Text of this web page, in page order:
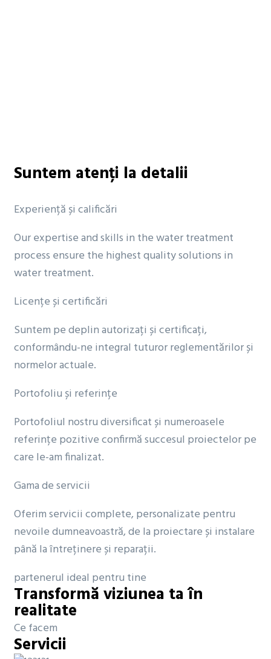
Suntem atenți la detalii
Experiență și calificări
Our expertise and skills in the water treatment
process ensure the highest quality solutions in
water treatment.
Licențe și certificări
Suntem pe deplin autorizați și certificați,
conformându-ne integral tuturor reglementărilor și
normelor actuale.
Portofoliu și referințe
Portofoliul nostru diversificat și numeroasele
referințe pozitive confirmă succesul proiectelor pe
care le-am finalizat.
Gama de servicii
Oferim servicii complete, personalizate pentru
nevoile dumneavoastră, de la proiectare și instalare
până la întreținere și reparații.
partenerul ideal pentru tine
Transformă viziunea ta în
realitate
Ce facem
Servicii